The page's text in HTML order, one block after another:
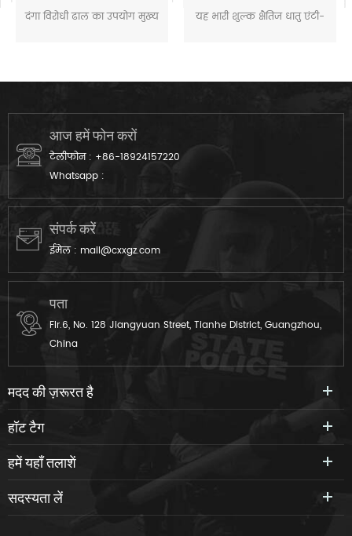
दंगा विरोधी ढाल का उपयोग मुख्य
यह भारी शुल्क क्षैतिज धातु एंटी-
प्रोजेक्टाइल और भीड़ से बचाव के
आज हमें फोन करों
टेलीफोन : +86-18924157220
Whatsapp :
संपर्क करें
ईमेल : mail@cxxgz.com
पता
Flr.6, No. 128 Jiangyuan Street, Tianhe District, Guangzhou,
China
मदद की ज़रूरत है
हॉट टैग
हमें यहाँ तलाशें
सदस्यता लें